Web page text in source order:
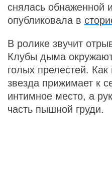
снялась обнаженной
опубликовала в
В ролике звучит
Клубы дыма
голых прелестей. Как
звезда прижимает к
интимное место, а
часть пышной груди.